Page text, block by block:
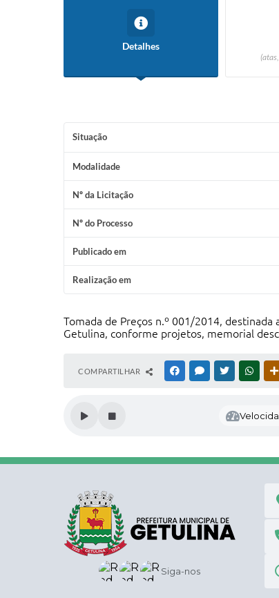
Detalhes
Situação
Modalidade
Nº da Licitação
Nº do Processo
Publicado em
Realização em
Tomada de Preços n.º 001/2014,
Getulina, conforme projetos, memorial
COMPARTILHAR FACEBOOKMESSENGER
TWITTER
Siga-nos